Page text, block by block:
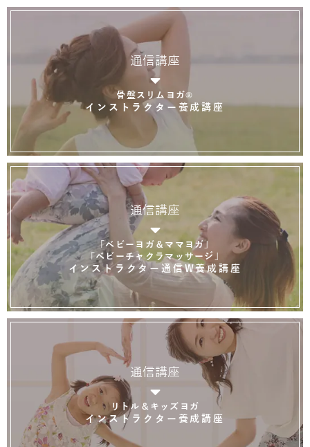
通信講座
骨盤スリムヨガ®
インストラクター養成講座
通信講座
「ベビーヨガ＆ママヨガ」
「ベビーチャクラマッサージ」
インストラクター通信W養成講座
通信講座
リトル＆キッズヨガ
インストラクター養成講座